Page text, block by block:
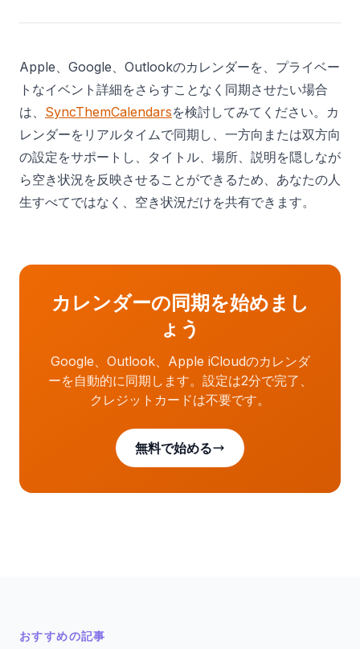
Apple、Google、Outlookのカレンダーを、プライベー
トなイベント詳細をさらすことなく同期させたい場合
は、 SyncThemCalendarsを検討してみてください。カ
レンダーをリアルタイムで同期し、一方向または双方向
の設定をサポートし、タイトル、場所、説明を隠しなが
ら空き状況を反映させることができるため、あなたの人
生すべてではなく、空き状況だけを共有できます。
カレンダーの同期を始めまし
ょう
Google、Outlook、Apple iCloudのカレンダ
ーを自動的に同期します。設定は2分で完了、
クレジットカードは不要です。
無料で始める
おすすめの記事